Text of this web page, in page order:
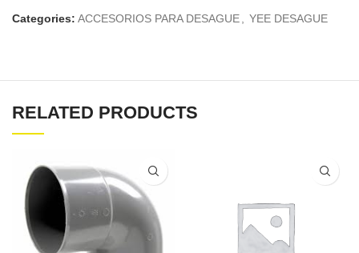
Categories: ACCESORIOS PARA DESAGUE YEE DESAGUE
RELATED PRODUCTS